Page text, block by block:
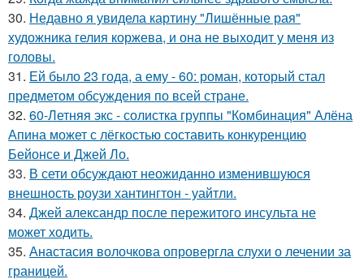
30. Недавно я увидела картину "Лишённые рая"
художника гелия коржева, и она не выходит у меня из
головы.
31. Ей было 23 года, а ему - 60: роман, который стал
предметом обсуждения по всей стране.
32. 60-Летняя экс - солистка группы "Комбинация" Алёна
Апина может с лёгкостью составить конкуренцию
Бейонсе и Джей Ло.
33. В сети обсуждают неожиданно изменившуюся
внешность роузи хантингтон - уайтли.
34. Джей александр после пережитого инсульта не
может ходить.
35. Анастасия волочкова опровергла слухи о лечении за
границей.